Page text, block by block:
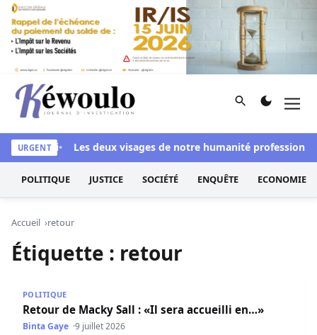
Aller au contenu
Kéwoulo, le premier site d'information et d'investigation
Rechercher
URGENT
blanchi Les deux visages de notre humanité
POLITIQUE JUSTICE SOCIÉTÉ ENQUÊTE ECONOMIE
Accueil retour
Étiquette : retour
POLITIQUE
Retour de Macky Sall : «Il sera accueilli en…»
Binta Gaye 9 juillet 2026